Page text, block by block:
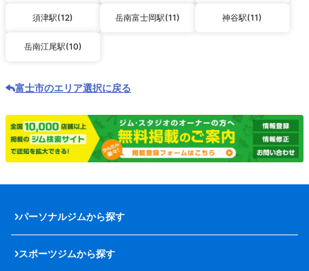
須津駅(12) 岳南富士岡駅(11) 神谷駅(11)
岳南江尾駅(10)
富士市のエリア選択に戻る
パーソナルジムから探す
スポーツジムから探す